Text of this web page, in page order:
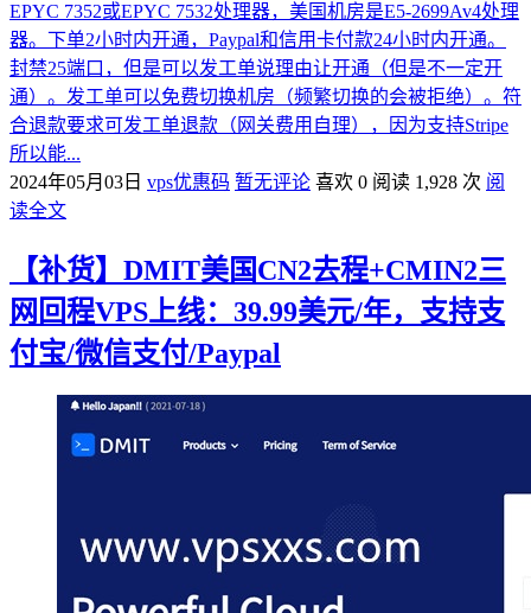
EPYC 7352或EPYC 7532处理器，美国机房是E5-2699Av4处理
器。下单2小时内开通，Paypal和信用卡付款24小时内开通。
封禁25端口，但是可以发工单说理由让开通（但是不一定开
通）。发工单可以免费切换机房（频繁切换的会被拒绝）。符
合退款要求可发工单退款（网关费用自理），因为支持Stripe
所以能...
2024年05月03日 vps优惠码 暂无评论 喜欢 0 阅读 1,928 次 阅
读全文
【补货】DMIT美国CN2去程+CMIN2三
网回程VPS上线：39.99美元/年，支持支
付宝/微信支付/Paypal